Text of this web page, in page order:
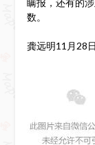
数。
龚远明11月28